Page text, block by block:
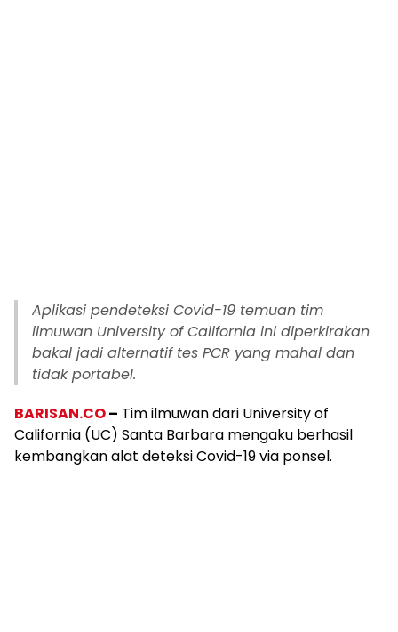
Aplikasi pendeteksi Covid-19 temuan tim
ilmuwan University of California ini diperkirakan
bakal jadi alternatif tes PCR yang mahal dan
tidak portabel.
BARISAN.CO– Tim ilmuwan dari University of
California (UC) Santa Barbara mengaku berhasil
kembangkan alat deteksi Covid-19 via ponsel.